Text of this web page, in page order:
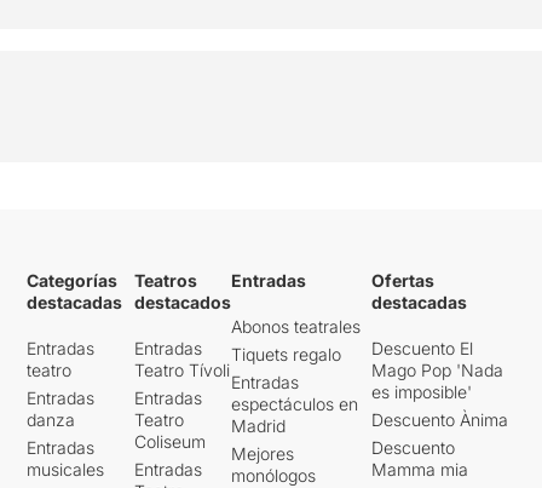
Categorías
destacadas
Entradas
teatro
Entradas
danza
Entradas
musicales
Teatros
destacados
Entradas
Teatro Tívoli
Entradas
Teatro
Coliseum
Entradas
Entradas
Abonos teatrales
Tiquets regalo
Entradas
espectáculos en
Madrid
Mejores
monólogos
Ofertas
destacadas
Descuento El
Mago Pop 'Nada
es imposible'
Descuento Ànima
Descuento
Mamma mia